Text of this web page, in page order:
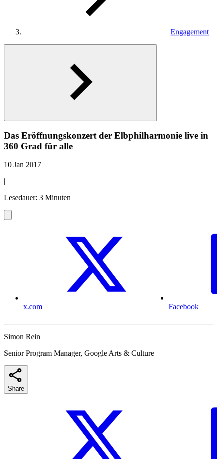
Engagement
Das Eröffnungskonzert der Elbphilharmonie live in
360 Grad für alle
10 Jan 2017
|
Lesedauer: 3 Minuten
x.com Facebook
Simon Rein
Senior Program Manager, Google Arts & Culture
Share